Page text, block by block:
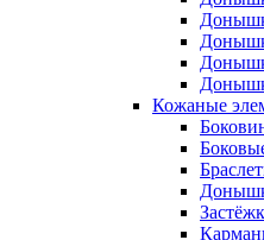
Кожаные